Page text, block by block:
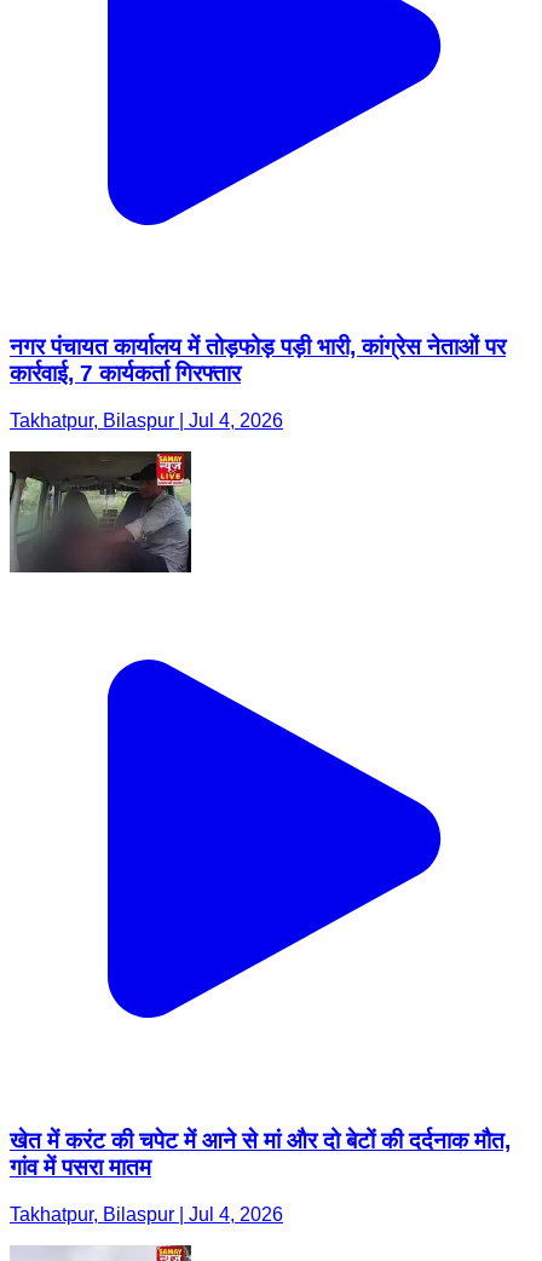
नगर पंचायत कार्यालय में तोड़फोड़ पड़ी भारी, कांग्रेस नेताओं पर
कार्रवाई, 7 कार्यकर्ता गिरफ्तार
Takhatpur, Bilaspur | Jul 4, 2026
खेत में करंट की चपेट में आने से मां और दो बेटों की दर्दनाक मौत,
गांव में पसरा मातम
Takhatpur, Bilaspur | Jul 4, 2026